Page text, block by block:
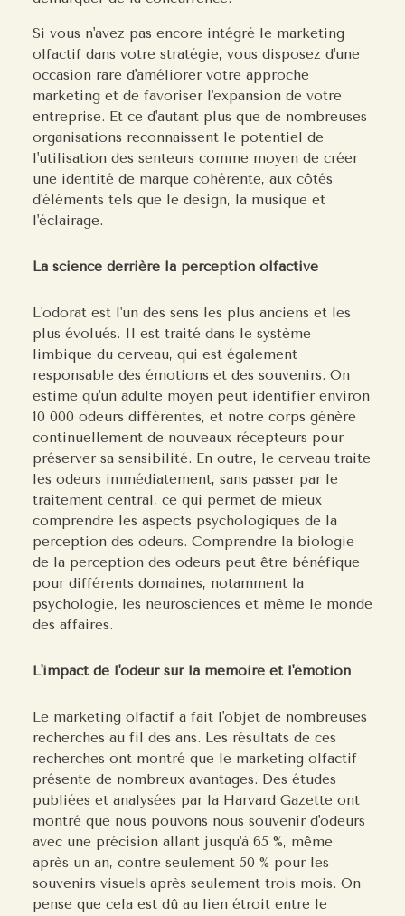
Si vous n'avez pas encore intégré le marketing
olfactif dans votre stratégie, vous disposez d'une
occasion rare d'améliorer votre approche
marketing et de favoriser l'expansion de votre
entreprise. Et ce d'autant plus que de nombreuses
organisations reconnaissent le potentiel de
l'utilisation des senteurs comme moyen de créer
une identité de marque cohérente, aux côtés
d'éléments tels que le design, la musique et
l'éclairage.
La science derrière la perception olfactive
L'odorat est l'un des sens les plus anciens et les
plus évolués. Il est traité dans le système
limbique du cerveau, qui est également
responsable des émotions et des souvenirs. On
estime qu'un adulte moyen peut identifier environ
10 000 odeurs différentes, et notre corps génère
continuellement de nouveaux récepteurs pour
préserver sa sensibilité. En outre, le cerveau traite
les odeurs immédiatement, sans passer par le
traitement central, ce qui permet de mieux
comprendre les aspects psychologiques de la
perception des odeurs. Comprendre la biologie
de la perception des odeurs peut être bénéfique
pour différents domaines, notamment la
psychologie, les neurosciences et même le monde
des affaires.
L'impact de l'odeur sur la mémoire et l'émotion
Le marketing olfactif a fait l'objet de nombreuses
recherches au fil des ans. Les résultats de ces
recherches ont montré que le marketing olfactif
présente de nombreux avantages. Des études
publiées et analysées par la Harvard Gazette ont
montré que nous pouvons nous souvenir d'odeurs
avec une précision allant jusqu'à 65 %, même
après un an, contre seulement 50 % pour les
souvenirs visuels après seulement trois mois. On
pense que cela est dû au lien étroit entre le